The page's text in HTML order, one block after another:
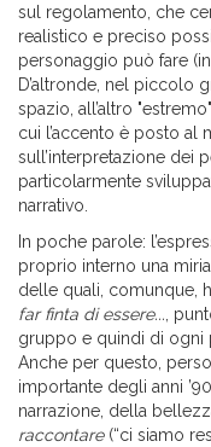
sul regolamento, che
realistico e preciso
personaggio può fare
D’altronde, nel piccolo
spazio, all’altro
cui l’accento è posto al
sull’interpretazione dei
particolarmente
narrativo.
In poche parole:
proprio interno una
delle quali, comunque,
far finta di essere... ,
gruppo e quindi di ogni
Anche per questo,
importante degli anni
narrazione, della
raccontare(“ci siamo